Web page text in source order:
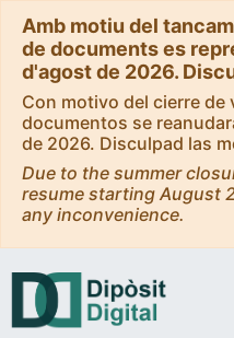
Amb motiu del
de documents es
d'agost de 2026.
Con motivo del cierre de
documentos se
de 2026. Disculpad las
Due to the summer
resume starting August
any inconvenience.